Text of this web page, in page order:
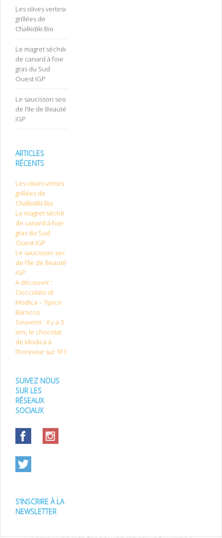
Les olives vertes
grillées de
Chalkidiki Bio
Le magret séché
de canard à foie
gras du Sud
Ouest IGP
Le saucisson sec
de l’Ile de Beauté
IGP
ARTICLES
RÉCENTS
Les olives vertes
grillées de
Chalkidiki Bio
Le magret séché
de canard à foie
gras du Sud
Ouest IGP
Le saucisson sec
de l’Ile de Beauté
IGP
A découvrir :
Cioccolato di
Modica – Tipico
Barocco
Souvenir : il y a 3
ans, le chocolat
de Modica à
l’honneur sur TF1
SUIVEZ NOUS
SUR LES
RÉSEAUX
SOCIAUX
S’INSCRIRE À LA
NEWSLETTER